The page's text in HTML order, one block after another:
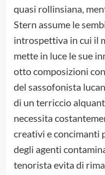
quasi rollinsiana,
Stern assume le
introspettiva in cui il
mette in luce le sue
otto composizioni
del sassofonista
di un terriccio
necessita
creativi e concimanti
degli agenti
tenorista evita di